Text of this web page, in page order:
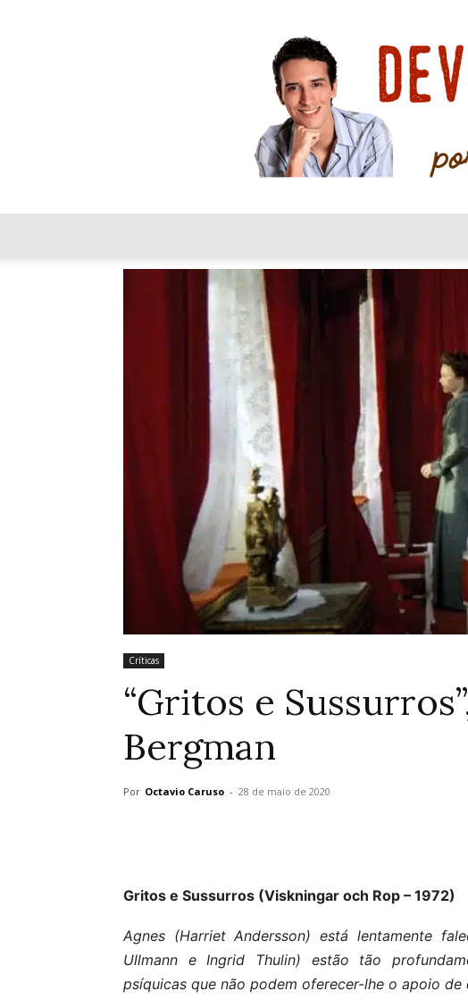
Críticas
“Gritos e
Bergman
Por Octavio Caruso - 28 de maio de 2020
Gritos e Sussurros (Viskningar och Rop – 1972)
Agnes (Harriet Andersson) está lentamente
Ullmann e Ingrid Thulin) estão tão
psíquicas que não podem oferecer-lhe o apoio de